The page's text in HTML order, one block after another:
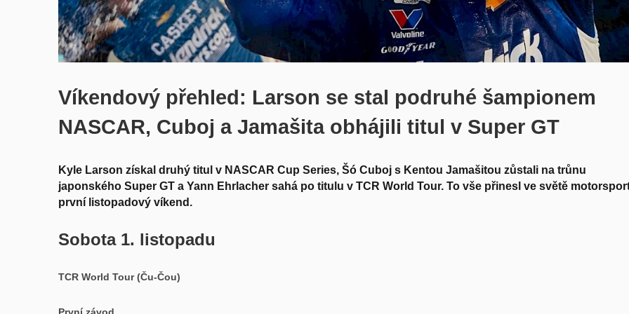
Víkendový přehled: Larson se stal podruhé šampionem
NASCAR, Cuboj a Jamašita obhájili titul v Super GT
Kyle Larson získal druhý titul v NASCAR Cup Series, Šó Cuboj s Kentou Jamašitou zůstali na trůnu
japonského Super GT a Yann Ehrlacher sahá po titulu v TCR World Tour. To vše přinesl ve světě
první listopadový víkend.
Sobota 1. listopadu
TCR World Tour (Ču-Čou)
První závod